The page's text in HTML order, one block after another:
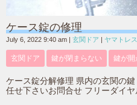
ケース錠の修理
July 6, 2022 9:40 am | 玄関ドア | ヤマトレ
玄関ドア 鍵が閉まらない 鍵が開
ケース錠分解修理 県内の玄関の
任せ下さいお問合せ フリーダイ